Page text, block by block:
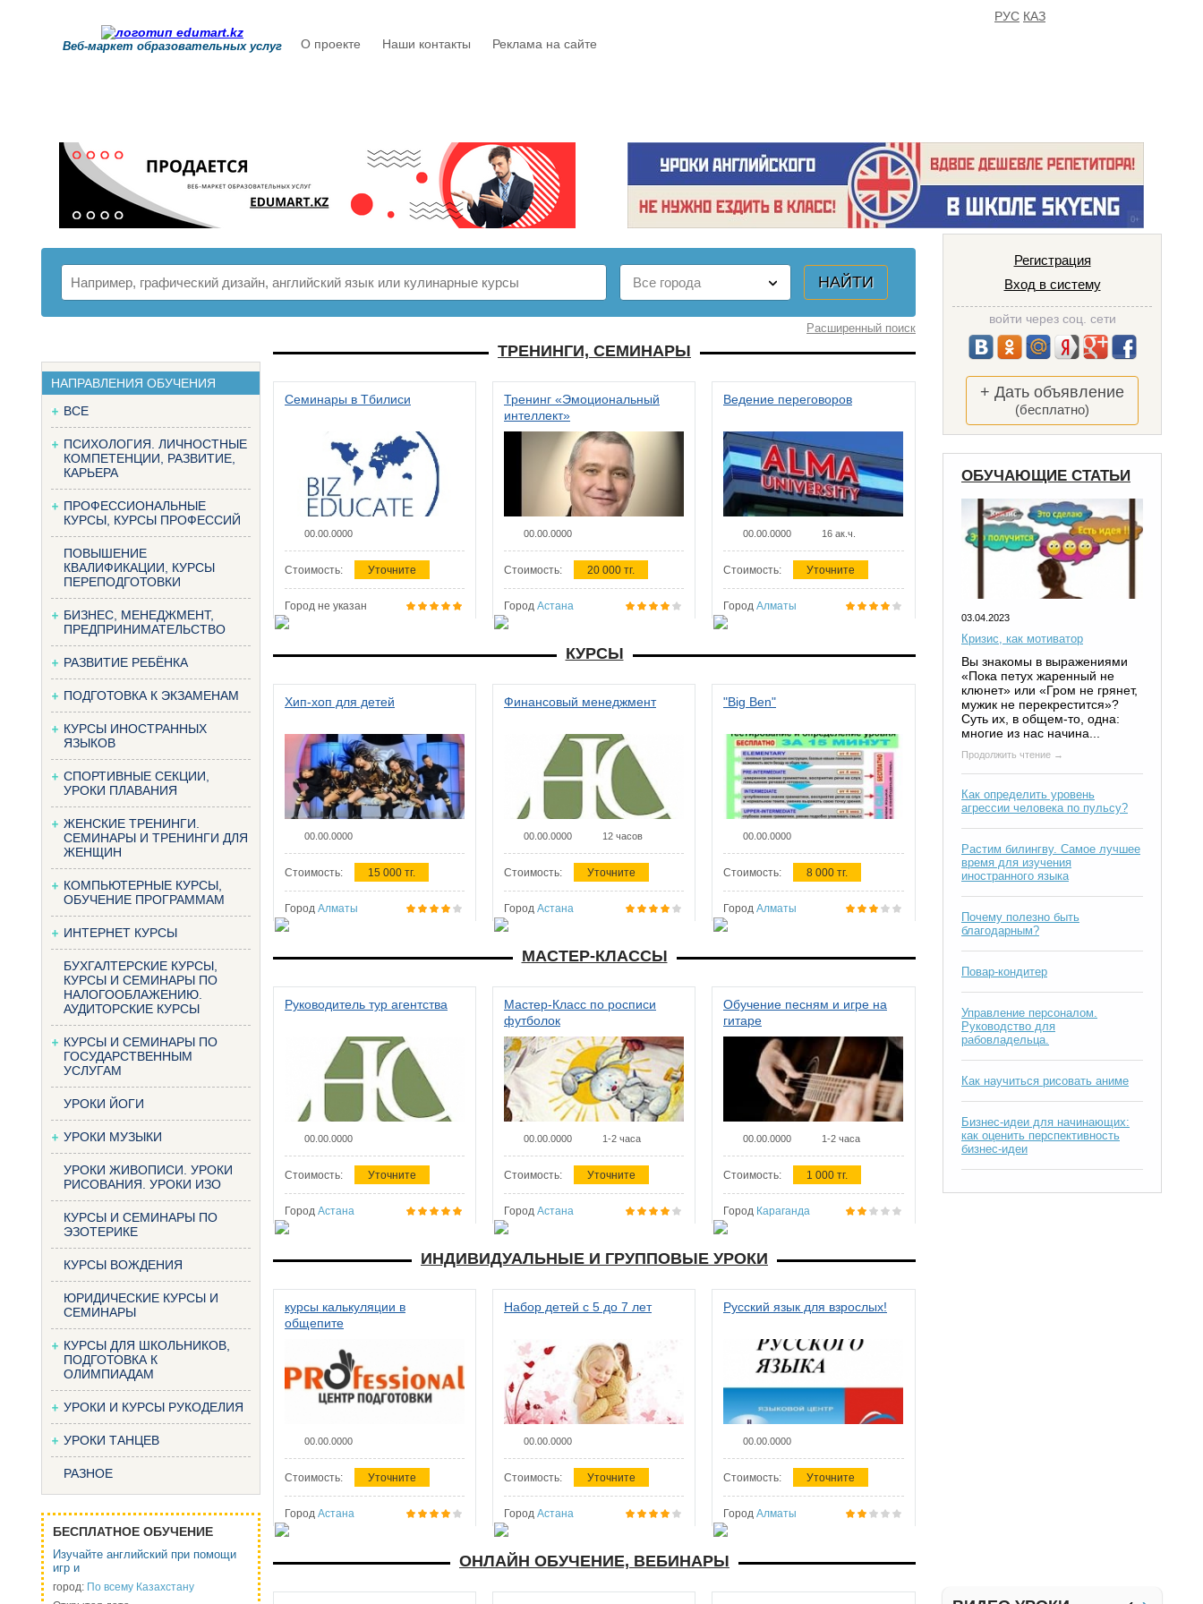
Веб-маркет образовательных услуг О проекте Наши контакты Реклама на сайте
РУС КАЗ
Расширенный поиск
НАПРАВЛЕНИЯ ОБУЧЕНИЯ
ВСЕ
ПСИХОЛОГИЯ. ЛИЧНОСТНЫЕ
КОМПЕТЕНЦИИ, РАЗВИТИЕ,
КАРЬЕРА
ПРОФЕССИОНАЛЬНЫЕ
КУРСЫ, КУРСЫ ПРОФЕССИЙ
ПОВЫШЕНИЕ
КВАЛИФИКАЦИИ, КУРСЫ
ПЕРЕПОДГОТОВКИ
БИЗНЕС, МЕНЕДЖМЕНТ,
ПРЕДПРИНИМАТЕЛЬСТВО
РАЗВИТИЕ РЕБЁНКА
ПОДГОТОВКА К ЭКЗАМЕНАМ
КУРСЫ ИНОСТРАННЫХ
ЯЗЫКОВ
СПОРТИВНЫЕ СЕКЦИИ,
УРОКИ ПЛАВАНИЯ
ЖЕНСКИЕ ТРЕНИНГИ.
СЕМИНАРЫ И ТРЕНИНГИ ДЛЯ
ЖЕНЩИН
КОМПЬЮТЕРНЫЕ КУРСЫ,
ОБУЧЕНИЕ ПРОГРАММАМ
ИНТЕРНЕТ КУРСЫ
БУХГАЛТЕРСКИЕ КУРСЫ,
КУРСЫ И СЕМИНАРЫ ПО
НАЛОГООБЛАЖЕНИЮ.
АУДИТОРСКИЕ КУРСЫ
КУРСЫ И СЕМИНАРЫ ПО
ГОСУДАРСТВЕННЫМ
УСЛУГАМ
УРОКИ ЙОГИ
УРОКИ МУЗЫКИ
УРОКИ ЖИВОПИСИ. УРОКИ
РИСОВАНИЯ. УРОКИ ИЗО
КУРСЫ И СЕМИНАРЫ ПО
ЭЗОТЕРИКЕ
КУРСЫ ВОЖДЕНИЯ
ЮРИДИЧЕСКИЕ КУРСЫ И
СЕМИНАРЫ
КУРСЫ ДЛЯ ШКОЛЬНИКОВ,
ПОДГОТОВКА К
ОЛИМПИАДАМ
УРОКИ И КУРСЫ РУКОДЕЛИЯ
УРОКИ ТАНЦЕВ
РАЗНОЕ
БЕСПЛАТНОЕ ОБУЧЕНИЕ
Изучайте английский при помощи
игр и
город: По всему Казахстану
ТРЕНИНГИ, СЕМИНАРЫ
Семинары в Тбилиси
00.00.0000
Стоимость: Уточните
Город не указан
Тренинг «Эмоциональный
интеллект»
00.00.0000
Стоимость: 20 000 тг.
Город Астана
Ведение переговоров
00.00.0000 16 ак.ч.
Стоимость: Уточните
Город Алматы
КУРСЫ
Хип-хоп для детей
00.00.0000
Стоимость: 15 000 тг.
Город Алматы
Финансовый менеджмент
00.00.0000 12 часов
Стоимость: Уточните
Город Астана
"Big Ben"
00.00.0000
Стоимость: 8 000 тг.
Город Алматы
МАСТЕР-КЛАССЫ
Руководитель тур агентства
00.00.0000
Стоимость: Уточните
Город Астана
Мастер-Класс по росписи
футболок
00.00.0000 1-2 часа
Стоимость: Уточните
Город Астана
Обучение песням и игре на
гитаре
00.00.0000 1-2 часа
Стоимость: 1 000 тг.
Город Караганда
ИНДИВИДУАЛЬНЫЕ И ГРУППОВЫЕ УРОКИ
курсы калькуляции в
общепите
00.00.0000
Стоимость: Уточните
Город Астана
Набор детей с 5 до 7 лет
00.00.0000
Стоимость: Уточните
Город Астана
Русский язык для взрослых!
00.00.0000
Стоимость: Уточните
Город Алматы
ОНЛАЙН ОБУЧЕНИЕ, ВЕБИНАРЫ
Регистрация
Вход в систему
войти через соц. сети
+ Дать объявление
(бесплатно)
ОБУЧАЮЩИЕ СТАТЬИ
03.04.2023
Кризис, как мотиватор
Вы знакомы в выражениями
«Пока петух жаренный не
клюнет» или «Гром не грянет,
мужик не перекрестится»?
Суть их, в общем-то, одна:
многие из нас начина...
Продолжить чтение →
Как определить уровень
агрессии человека по пульсу?
Растим билингву. Самое лучшее
время для изучения
иностранного языка
Почему полезно быть
благодарным?
Повар-кондитер
Управление персоналом.
Руководство для
рабовладельца.
Как научиться рисовать аниме
Бизнес-идеи для начинающих:
как оценить перспективность
бизнес-идеи